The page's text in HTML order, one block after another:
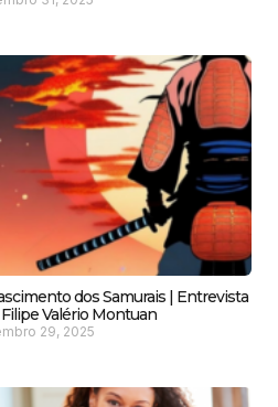
dos Samurais | Entrevista
Valério Montuan
29, 2025